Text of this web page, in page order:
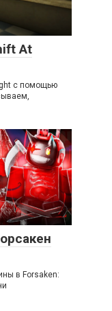
At
с помощью
в Forsaken: